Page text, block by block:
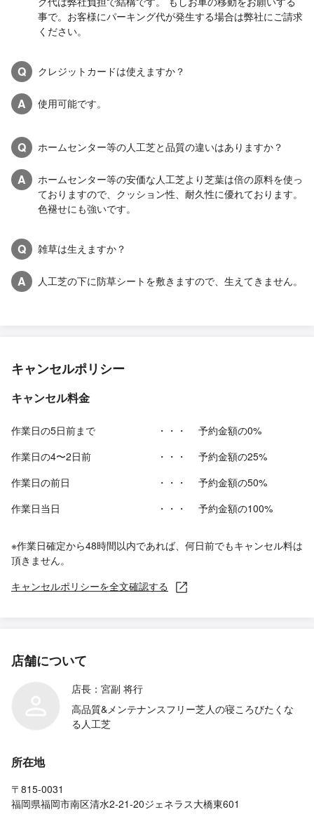
事で。お客様にパーキング代が発生する場合は弊社にご請求
ください。
Q クレジットカードは使えますか？
A 使用可能です。
Q ホームセンター等の人工芝と品質の違いはありますか？
A
ホームセンター等の安価な人工芝より芝葉は倍の原料を使っ
ておりますので、クッション性、耐久性に優れております。
色褪せにも強いです。
Q 雑草は生えますか？
A 人工芝の下に防草シートを敷きますので、生えてきません。
キャンセルポリシー
キャンセル料金
作業日の5日前まで ・・・
予約金額の0%
作業日の4〜2日前
・・・
予約金額の25%
作業日の前日
・・・
予約金額の50%
作業日当日
・・・ 予約金額の100%
※作業日確定から48時間以内であれば、何日前でもキャンセル料は
頂きません。
キャンセルポリシーを全文確認する
店舗について
店長：宮副 将行
高品質&メンテナンスフリー芝人の寝ころびたくな
る人工芝
所在地
〒815-0031
福岡県福岡市南区清水2-21-20ジェネラス大橋東601